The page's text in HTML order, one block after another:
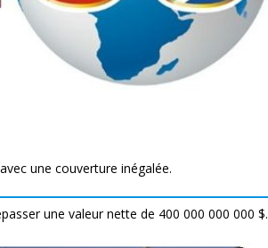
une couverture inégalée.
une valeur nette de 400 000 000 000 $.